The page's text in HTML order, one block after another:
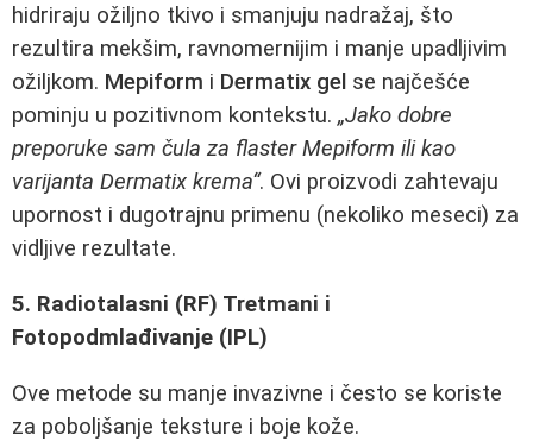
hidriraju ožiljno tkivo i smanjuju nadražaj, što
rezultira mekšim, ravnomernijim i manje upadljivim
ožiljkom. Mepiform i Dermatix gel se najčešće
pominju u pozitivnom kontekstu. „Jako dobre
preporuke sam čula za flaster Mepiform ili kao
varijanta Dermatix krema“. Ovi proizvodi zahtevaju
upornost i dugotrajnu primenu (nekoliko meseci) za
vidljive rezultate.
5. Radiotalasni (RF) Tretmani i
Fotopodmlađivanje (IPL)
Ove metode su manje invazivne i često se koriste
za poboljšanje teksture i boje kože.